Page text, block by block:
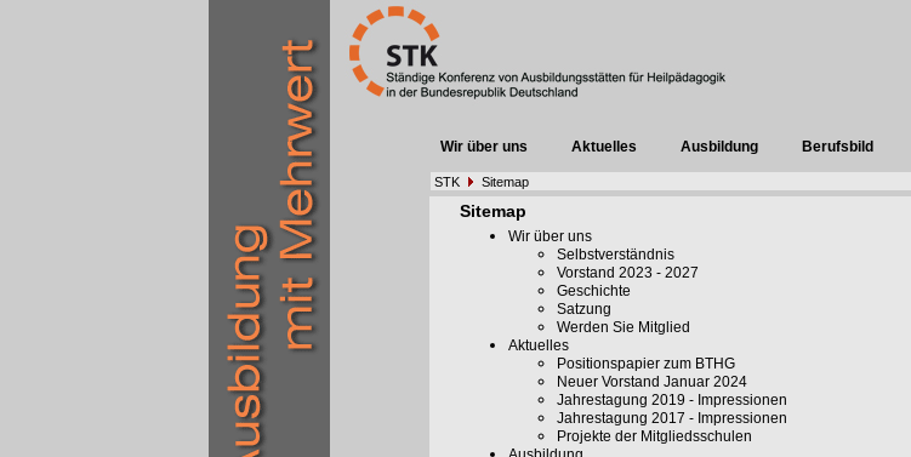
Wir über uns Aktuelles Ausbildung Berufsbild
STK Sitemap
Sitemap
Wir über uns
Selbstverständnis
Vorstand 2023 - 2027
Geschichte
Satzung
Werden Sie Mitglied
Aktuelles
Positionspapier zum BTHG
Neuer Vorstand Januar 2024
Jahrestagung 2019 - Impressionen
Jahrestagung 2017 - Impressionen
Projekte der Mitgliedsschulen